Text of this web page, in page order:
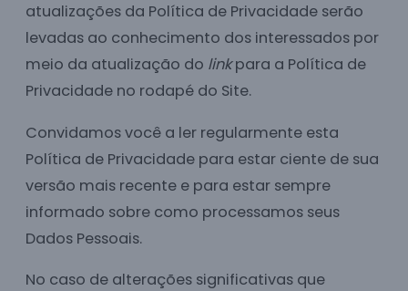
atualizações da Política de Privacidade serão
levadas ao conhecimento dos interessados por
meio da atualização do linkpara a Política de
Privacidade no rodapé do Site.
Convidamos você a ler regularmente esta
Política de Privacidade para estar ciente de sua
versão mais recente e para estar sempre
informado sobre como processamos seus
Dados Pessoais.
No caso de alterações significativas que